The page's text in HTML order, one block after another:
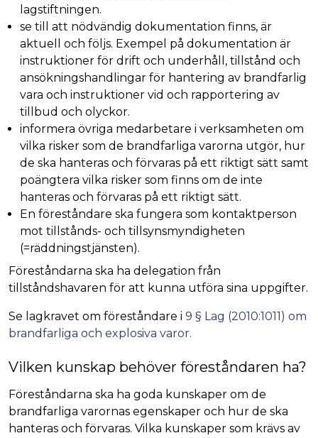
lagstiftningen.
se till att nödvändig dokumentation finns, är
aktuell och följs. Exempel på dokumentation är
instruktioner för drift och underhåll, tillstånd och
ansökningshandlingar för hantering av brandfarlig
vara och instruktioner vid och rapportering av
tillbud och olyckor.
informera övriga medarbetare i verksamheten om
vilka risker som de brandfarliga varorna utgör, hur
de ska hanteras och förvaras på ett riktigt sätt samt
poängtera vilka risker som finns om de inte
hanteras och förvaras på ett riktigt sätt.
En föreståndare ska fungera som kontaktperson
mot tillstånds- och tillsynsmyndigheten
(=räddningstjänsten).
Föreståndarna ska ha delegation från
tillståndshavaren för att kunna utföra sina uppgifter.
Se lagkravet om föreståndare i 9 § Lag (2010:1011) om
brandfarliga och explosiva varor.
Vilken kunskap behöver föreståndaren ha?
Föreståndarna ska ha goda kunskaper om de
brandfarliga varornas egenskaper och hur de ska
hanteras och förvaras. Vilka kunskaper som krävs av